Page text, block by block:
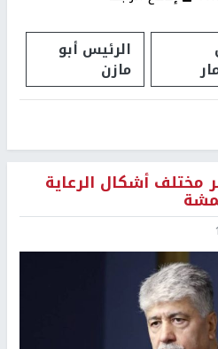
الرئيس أبو
مازن
مختلف أشكال الرعاية